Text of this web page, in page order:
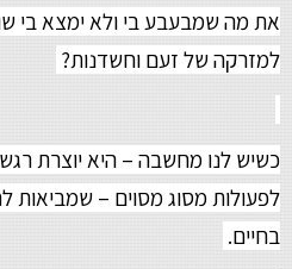
את מה שמבעבע בי ולא ימצא בי
למזרקה של זעם וחשדנות?
כשיש לנו מחשבה – היא יוצרת
לפעולות מסוג מסוים – שמביאות
בחיים.